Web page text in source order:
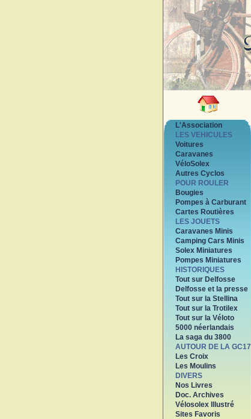
L'Association
LES VEHICULES
Voitures
Caravanes
VéloSolex
Autres Cyclos
POUR ROULER
Bougies
Pompes à Carburant
Cartes Routières
LES JOUETS
Caravanes Minis
Camping Cars Minis
Solex Miniatures
Pompes Miniatures
HISTORIQUES
Tout sur Delfosse
Delfosse et la presse
Tout sur la Stellina
Tout sur la Trotilex
Tout sur la Véloto
5000 néerlandais
La saga du 3800
AUTOUR DE LA GC17
Les Croix
Les Moulins
DIVERS
Nos Livres
Doc. Archives
Vélosolex Illustré
Sites Favoris